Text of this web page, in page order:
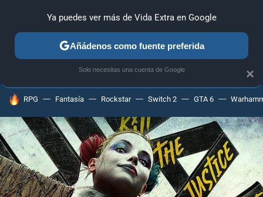
MENÚ NUEVO
GUÍAS Y TRUCOS PC SONY
HOY SE HABLA DE
RPG Fantasía Rockstar Switch 2 GTA 6
×
Ya puedes ver más de Vida Extra en Google
Añádenos como fuente preferida
Solo necesitas una cuenta de Google